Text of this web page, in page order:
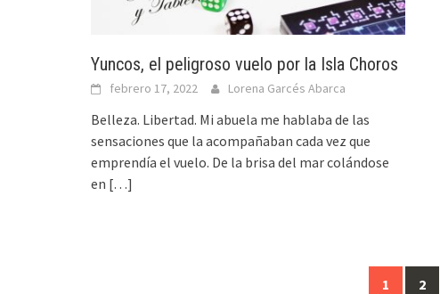
Yuncos, el peligroso vuelo por la Isla Choros
febrero 17, 2022 Lorena Garcés Abarca
Belleza. Libertad. Mi abuela me hablaba de las
sensaciones que la acompañaban cada vez que
emprendía el vuelo. De la brisa del mar colándose
en […]
1 2